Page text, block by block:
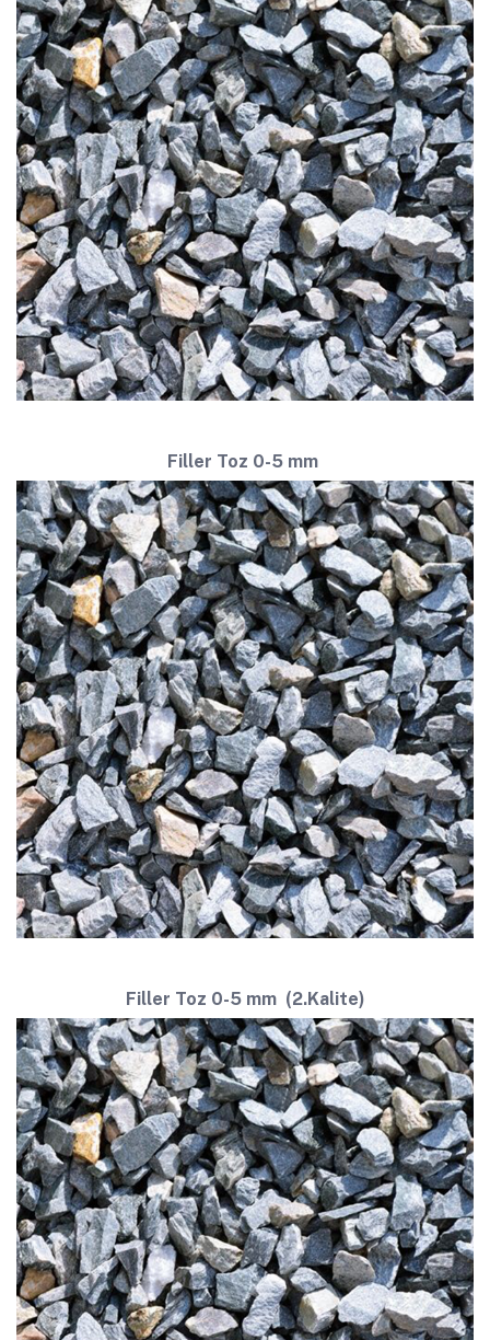
Filler Toz 0-5 mm
Filler Toz 0-5 mm (2.Kalite)